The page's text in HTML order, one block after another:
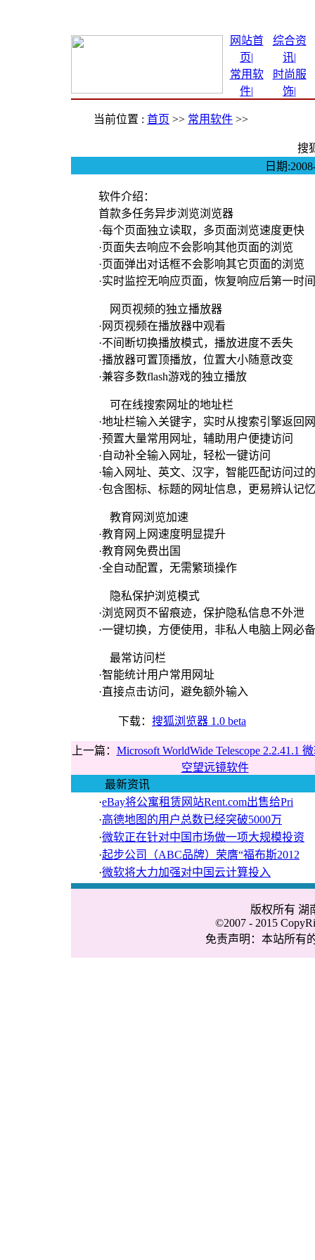
网站首
页|
综合资
讯|
常用软
件|
时尚服
饰|
当前位置 : 首页 >> 常用软件 >>
搜
日期
软件介绍：
首款多任务异步浏览浏览器
·每个页面独立读取，多页面浏览速度更快
·页面失去响应不会影响其他页面的浏览
·页面弹出对话框不会影响其它页面的浏览
·实时监控无响应页面，恢复响应后第一时
网页视频的独立播放器
·网页视频在播放器中观看
·不间断切换播放模式，播放进度不丢失
·播放器可置顶播放，位置大小随意改变
·兼容多数flash游戏的独立播放
可在线搜索网址的地址栏
·地址栏输入关键字，实时从搜索引擎返回
·预置大量常用网址，辅助用户便捷访问
·自动补全输入网址，轻松一键访问
·输入网址、英文、汉字，智能匹配访问过
·包含图标、标题的网址信息，更易辨认记忆
教育网浏览加速
·教育网上网速度明显提升
·教育网免费出国
·全自动配置，无需繁琐操作
隐私保护浏览模式
·浏览网页不留痕迹，保护隐私信息不外泄
·一键切换，方便使用，非私人电脑上网必备
最常访问栏
·智能统计用户常用网址
·直接点击访问，避免额外输入
下载： 搜狐浏览器 1.0 beta
上一篇： Microsoft WorldWide Telescope 2.2.41.1
空望远镜软件
最新资讯
·eBay将公寓租赁网站Rent.com出售给Pri
·高德地图的用户总数已经突破5000万
·微软正在针对中国市场做一项大规模投资
·起步公司（ABC品牌）荣膺“福布斯2012
·微软将大力加强对中国云计算投入
版权所有
©2007 - 2015
免责声明：本站所有